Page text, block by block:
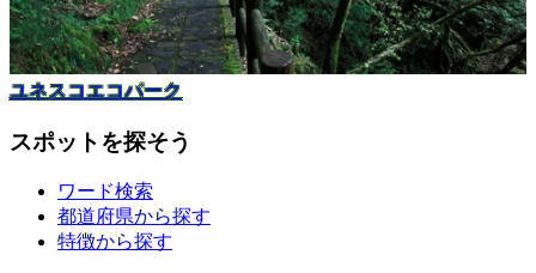
ユネスコエコパーク
スポットを探そう
ワード検索
都道府県から探す
特徴から探す